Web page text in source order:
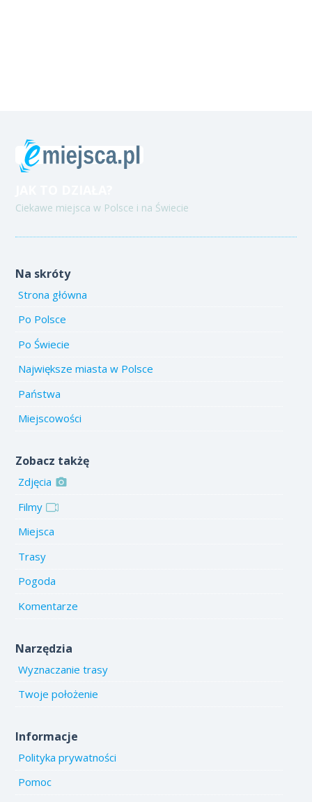
Ciekawe miejsca w Polsce i na Świecie
Na skróty
Strona główna
Po Polsce
Po Świecie
Największe miasta w Polsce
Państwa
Miejscowości
Zobacz takżę
Zdjęcia
Filmy
Miejsca
Trasy
Pogoda
Komentarze
Narzędzia
Wyznaczanie trasy
Twoje położenie
Informacje
Polityka prywatności
Pomoc